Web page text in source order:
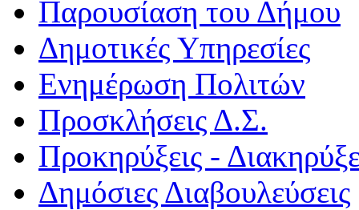
Παρουσίαση του Δήμου
Δημοτικές Υπηρεσίες
Ενημέρωση Πολιτών
Προσκλήσεις Δ.Σ.
Προκηρύξεις -
Δημόσιες Διαβουλεύσεις